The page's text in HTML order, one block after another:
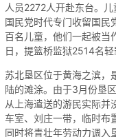
人员2272人开赴东台。
国民党时代专门收留国民
百名儿童，他们一起被当
日，提篮桥监狱2514名轻
苏北垦区位于黄海之滨，
陆的滩涂。由于3月份垦
从上海遣送的游民实际并
车室、刘庄一带，临时布
同时将青壮年劳动力调入